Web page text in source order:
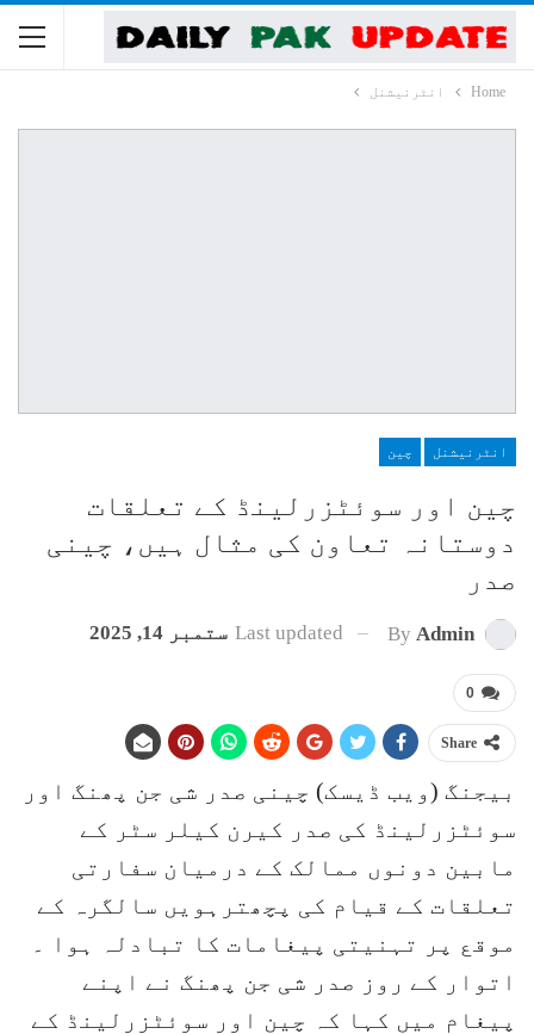
Home انٹرنیشنل
انٹرنیشنل چین
چین اور سوئٹزرلینڈ کے تعلقات
دوستانہ تعاون کی مثال ہیں، چینی
صدر
By Admin
Last updated ستمبر 14, 2025
0
Share
بیجنگ (ویب ڈیسک) چینی صدر شی جن پھنگ اور
سوئٹزرلینڈ کی صدر کیرن کیلر سٹر کے
مابین دونوں ممالک کے درمیان سفارتی
تعلقات کے قیام کی پچھترہویں سالگرہ کے
موقع پر تہنیتی پیغامات کا تبادلہ ہوا ۔
اتوار کے روز صدر شی جن پھنگ نے اپنے
پیغام میں کہا کہ چین اور سوئٹزرلینڈ کے